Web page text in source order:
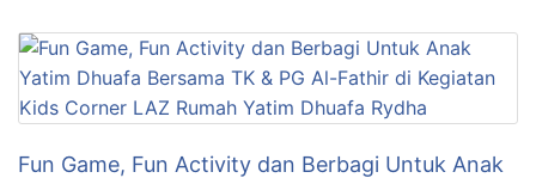
Fun Game, Fun Activity dan Berbagi Untuk Anak